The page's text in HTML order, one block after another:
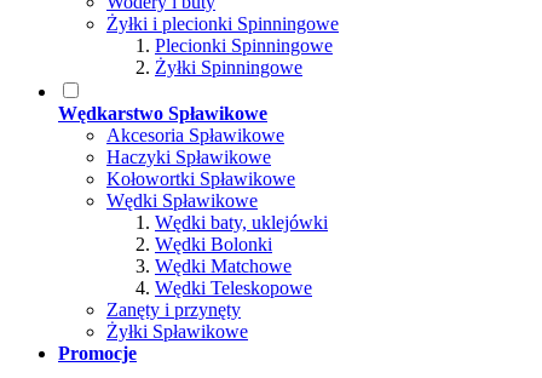
Żyłki i plecionki Spinningowe
Plecionki Spinningowe
Żyłki Spinningowe
Wędkarstwo Spławikowe
Akcesoria Spławikowe
Haczyki Spławikowe
Kołowortki Spławikowe
Wędki Spławikowe
Wędki baty, uklejówki
Wędki Bolonki
Wędki Matchowe
Wędki Teleskopowe
Zanęty i przynęty
Żyłki Spławikowe
Promocje